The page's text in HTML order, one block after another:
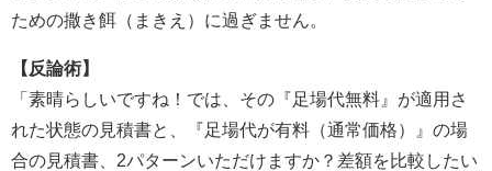
ための撒き餌（まきえ）に過ぎません。
【反論術】
「素晴らしいですね！では、その『足場代無料』が適用さ
れた状態の見積書と、『足場代が有料（通常価格）』の場
合の見積書、2パターンいただけますか？差額を比較したい